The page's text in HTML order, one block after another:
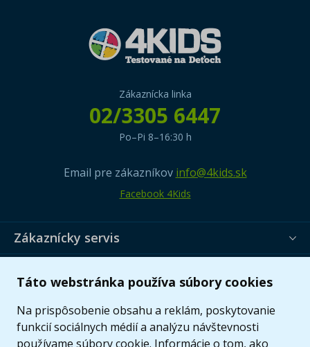
Táto webstránka používa súbory cookies
Na prispôsobenie obsahu a reklám, poskytovanie
funkcií sociálnych médií a analýzu návštevnosti
používame súbory cookie. Informácie o tom, ako
Zákaznícka linka
02/3305 6447
Po–Pi 8–16:30 h
Email pre zákazníkov info@4kids.sk
Facebook 4Kids
Zákaznícky servis